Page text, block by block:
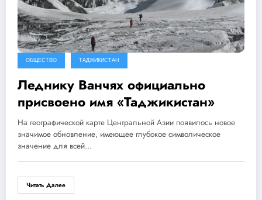
ОБЩЕСТВО ТАДЖИКИСТАН
Леднику Ванчях официально
присвоено имя «Таджикистан»
На географической карте Центральной Азии появилось новое
значимое обновление, имеющее глубокое символическое
значение для всей…
Читать Далее